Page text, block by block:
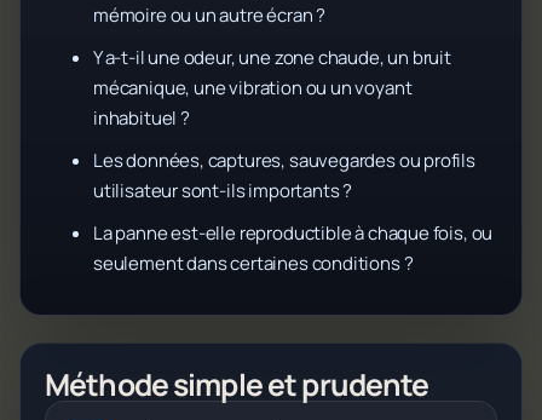
mémoire ou un autre écran ?
Y a-t-il une odeur, une zone chaude, un bruit
mécanique, une vibration ou un voyant
inhabituel ?
Les données, captures, sauvegardes ou profils
utilisateur sont-ils importants ?
La panne est-elle reproductible à chaque fois, ou
seulement dans certaines conditions ?
Méthode simple et prudente